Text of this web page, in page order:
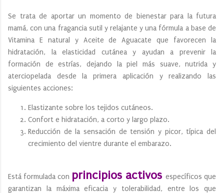
Se trata de aportar un momento de bienestar para la futura
mamá, con una fragancia sutil y relajante y una fórmula a base de
Vitamina E natural y Aceite de Aguacate que favorecen la
hidratación, la elasticidad cutánea y ayudan a prevenir la
formación de estrías, dejando la piel más suave, nutrida y
aterciopelada desde la primera aplicación y realizando las
siguientes acciones:
Elastizante sobre los tejidos cutáneos.
Confort e hidratación, a corto y largo plazo.
Reducción de la sensación de tensión y picor, típica del
crecimiento del vientre durante el embarazo.
Está formulada con principios activos específicos que
garantizan la máxima eficacia y tolerabilidad, entre los que